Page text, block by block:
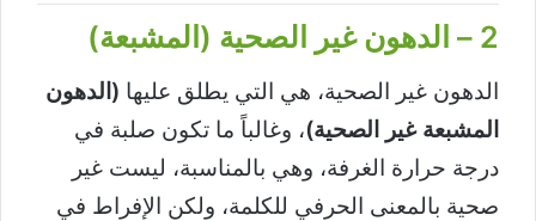
2 – الدهون غير الصحية (المشبعة)
الدهون غير الصحية، هي التي يطلق عليها (الدهون
المشبعة غير الصحية)، وغالباً ما تكون صلبة في
درجة حرارة الغرفة، وهي بالمناسبة، ليست غير
صحية بالمعنى الحرفي للكلمة، ولكن الإفراط في